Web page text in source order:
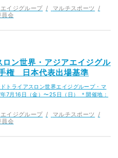
エイジグループ
マルチスポーツ
員会
ン世界・アジアエイジグル
権 日本代表出場基準
トライアスロン世界エイジグループ・マ
7月16日（金）〜25日（日） ＊開催地：
エイジグループ
マルチスポーツ
員会